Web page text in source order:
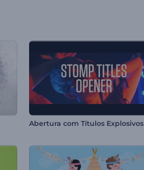
Abertura com Títulos Explosivos